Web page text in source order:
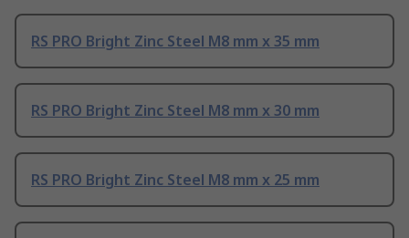
RS PRO Bright Zinc Steel M8 mm x 35 mm
RS PRO Bright Zinc Steel M8 mm x 30 mm
RS PRO Bright Zinc Steel M8 mm x 25 mm